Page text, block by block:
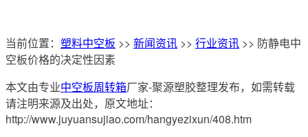
当前位置： 塑料中空板 >> 新闻资讯 >> 行业资讯 >> 防静电中
空板价格的决定性因素
本文由专业中空板周转箱厂家-聚源塑胶整理发布，如需转载
请注明来源及出处，原文地址：
http://www.juyuansujiao.com/hangyezixun/408.htm